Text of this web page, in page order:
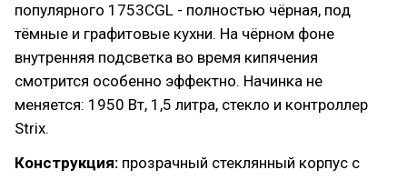
популярного 1753CGL - полностью чёрная, под
тёмные и графитовые кухни. На чёрном фоне
внутренняя подсветка во время кипячения
смотрится особенно эффектно. Начинка не
меняется: 1950 Вт, 1,5 литра, стекло и контроллер
Strix.
Конструкция: прозрачный стеклянный корпус с